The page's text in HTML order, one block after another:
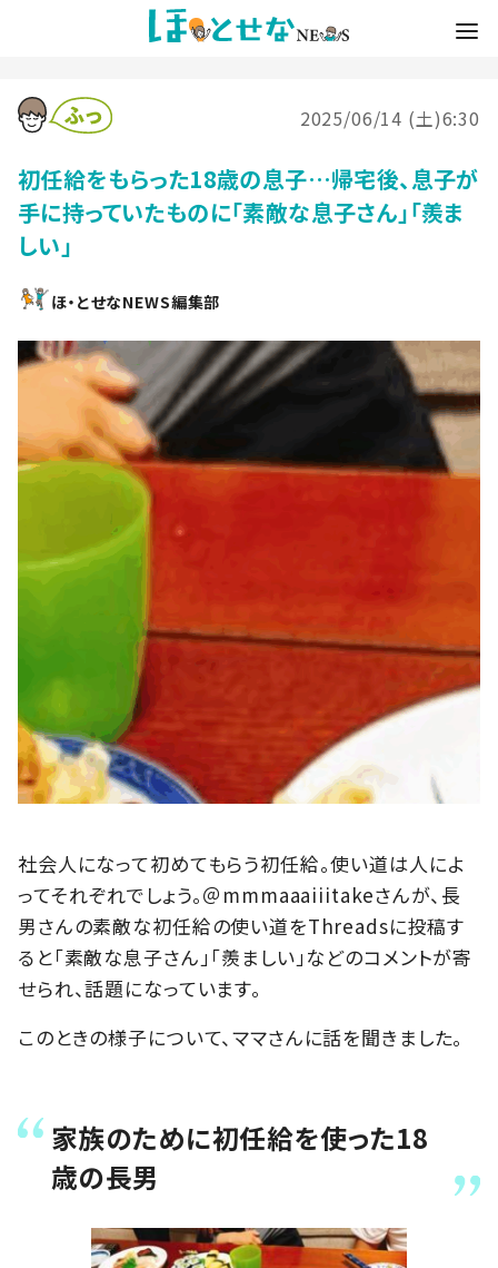
2025/06/14 (土)6:30
初任給をもらった18歳の息子…帰宅後、息子が
手に持っていたものに「素敵な息子さん」「羨ま
しい」
ほ・とせなNEWS編集部
社会人になって初めてもらう初任給。使い道は人によ
ってそれぞれでしょう。＠mmmaaaiiitakeさんが、長
男さんの素敵な初任給の使い道をThreadsに投稿す
ると「素敵な息子さん」「羨ましい」などのコメントが寄
せられ、話題になっています。
このときの様子について、ママさんに話を聞きました。
家族のために初任給を使った18
歳の長男